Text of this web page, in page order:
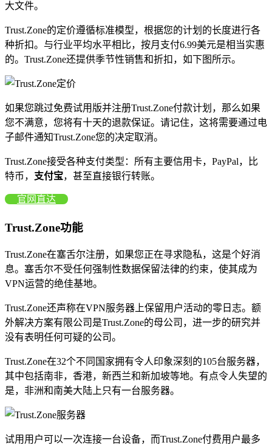
大文件。
Trust.Zone的定价遵循标准模型，根据您的计划的长度进行各
种折扣。与行业平均水平相比，按月支付6.99美元是相当实惠
的。Trust.Zone还提供季节性销售和折扣，如下图所示。
如果您跳过免费试用版并注册Trust.Zone付款计划，那么如果
您不满意，您将有十天的退款保证。请记住，这将需要通过电
子邮件通知Trust.Zone您的决定取消。
Trust.Zone接受各种支付类型：所有主要信用卡，PayPal，比
特币， 支付宝，甚至直接银行转账。
官网直达
Trust.Zone功能
Trust.Zone在塞舌尔注册，如果您正在寻求隐私，这是个好消
息。塞舌尔不受任何强制性数据保留法律的约束，使其成为
VPN运营的绝佳基地。
Trust.Zone还声称在VPN服务器上保留用户活动的零日志。额
外解决方案有限公司是Trust.Zone的母公司，进一步的研究并
没有表明任何可疑的公司。
Trust.Zone在32个不同国家拥有令人印象深刻的105台服务器，
其中包括南非，香港，新西兰和新加坡等地。有点令人失望的
是，非洲和南美大陆上只有一台服务器。
试用用户可以一次连接一台设备，而Trust.Zone付费用户最多